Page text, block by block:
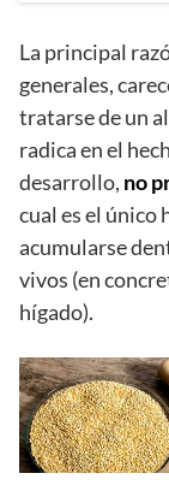
La principal
generales,
tratarse de un
radica en el
desarrollo, no
cual es el único
acumularse
vivos (en
hígado).